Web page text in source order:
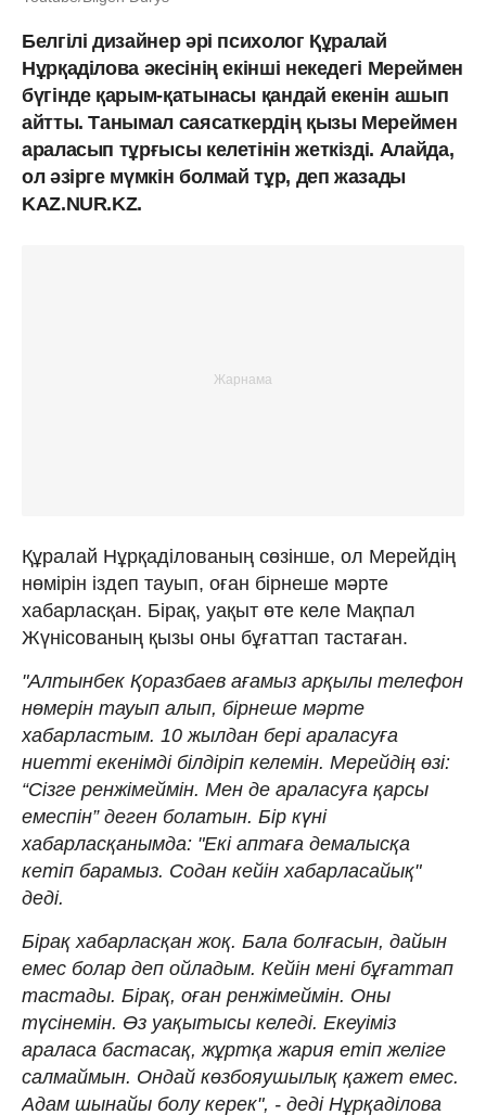
Белгілі дизайнер әрі психолог Құралай
Нұрқаділова әкесінің екінші некедегі Мереймен
бүгінде қарым-қатынасы қандай екенін ашып
айтты. Танымал саясаткердің қызы Мереймен
араласып тұрғысы келетінін жеткізді. Алайда,
ол әзірге мүмкін болмай тұр, деп жазады
KAZ.NUR.KZ.
Құралай Нұрқаділованың сөзінше, ол Мерейдің
нөмірін іздеп тауып, оған бірнеше мәрте
хабарласқан. Бірақ, уақыт өте келе Мақпал
Жүнісованың қызы оны бұғаттап тастаған.
"Алтынбек Қоразбаев ағамыз арқылы телефон
нөмерін тауып алып, бірнеше мәрте
хабарластым. 10 жылдан бері араласуға
ниетті екенімді білдіріп келемін. Мерейдің өзі:
“Сізге ренжімеймін. Мен де араласуға қарсы
емеспін” деген болатын. Бір күні
хабарласқанымда: "Екі аптаға демалысқа
кетіп барамыз. Содан кейін хабарласайық"
деді.
Бірақ хабарласқан жоқ. Бала болғасын, дайын
емес болар деп ойладым. Кейін мені бұғаттап
тастады. Бірақ, оған ренжімеймін. Оны
түсінемін. Өз уақытысы келеді. Екеуіміз
араласа бастасақ, жұртқа жария етіп желіге
салмаймын. Ондай көзбояушылық қажет емес.
Адам шынайы болу керек", - деді Нұрқаділова